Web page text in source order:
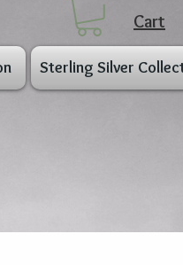
Cart
Sterling Silver